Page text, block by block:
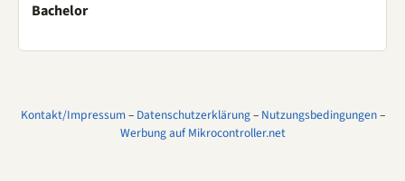
Bachelor
Kontakt/Impressum– Datenschutzerklärung– Nutzungsbedingungen–
Werbung auf Mikrocontroller.net